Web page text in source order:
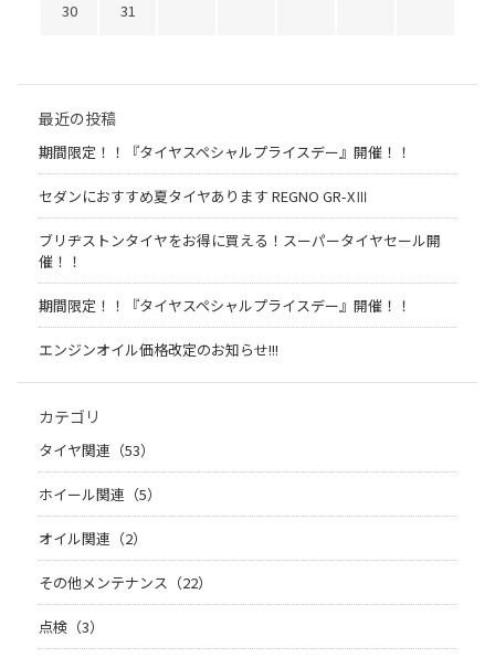
30
31
最近の投稿
期間限定！！『タイヤスペシャルプライスデー』開催！！
セダンにおすすめ夏タイヤあります REGNO GR-XⅢ
ブリヂストンタイヤをお得に買える！スーパータイヤセール開
催！！
期間限定！！『タイヤスペシャルプライスデー』開催！！
エンジンオイル価格改定のお知らせ!!!
カテゴリ
タイヤ関連（53）
ホイール関連（5）
オイル関連（2）
その他メンテナンス（22）
点検（3）